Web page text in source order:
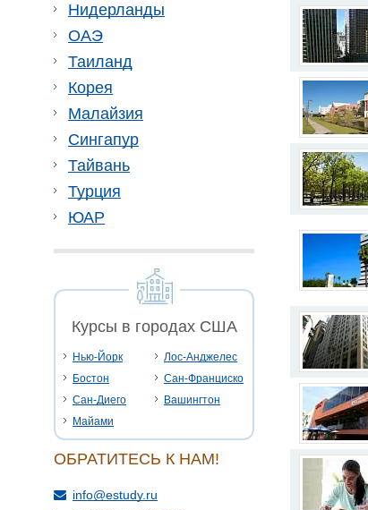
Нидерланды
ОАЭ
Таиланд
Корея
Малайзия
Сингапур
Тайвань
Турция
ЮАР
Курсы в городах США
Нью-Йорк
Лос-Анджелес
Бостон
Сан-Франциско
Сан-Диего
Вашингтон
Майами
ОБРАТИТЕСЬ К НАМ!
info@estudy.ru